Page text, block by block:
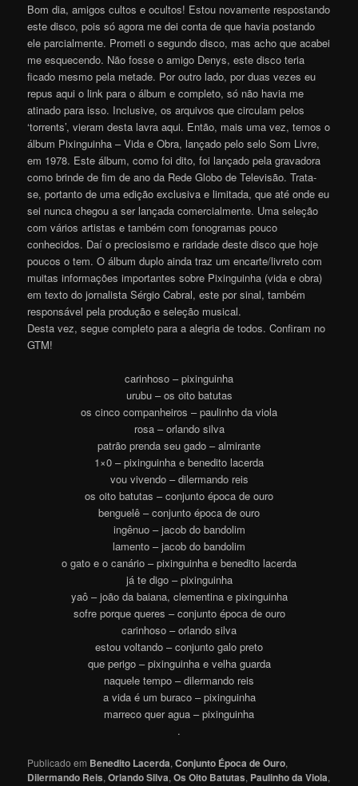
Bom dia, amigos cultos e ocultos! Estou novamente respostando
este disco, pois só agora me dei conta de que havia postando
ele parcialmente. Prometi o segundo disco, mas acho que acabei
me esquecendo. Não fosse o amigo Denys, este disco teria
ficado mesmo pela metade. Por outro lado, por duas vezes eu
repus aqui o link para o álbum e completo, só não havia me
atinado para isso. Inclusive, os arquivos que circulam pelos
‘torrents’, vieram desta lavra aqui. Então, mais uma vez, temos o
álbum Pixinguinha – Vida e Obra, lançado pelo selo Som Livre,
em 1978. Este álbum, como foi dito, foi lançado pela gravadora
como brinde de fim de ano da Rede Globo de Televisão. Trata-
se, portanto de uma edição exclusiva e limitada, que até onde eu
sei nunca chegou a ser lançada comercialmente. Uma seleção
com vários artistas e também com fonogramas pouco
conhecidos. Daí o preciosismo e raridade deste disco que hoje
poucos o tem. O álbum duplo ainda traz um encarte/livreto com
muitas informações importantes sobre Pixinguinha (vida e obra)
em texto do jornalista Sérgio Cabral, este por sinal, também
responsável pela produção e seleção musical.
Desta vez, segue completo para a alegria de todos. Confiram no
GTM!
carinhoso – pixinguinha
urubu – os oito batutas
os cinco companheiros – paulinho da viola
rosa – orlando silva
patrão prenda seu gado – almirante
1×0 – pixinguinha e benedito lacerda
vou vivendo – dilermando reis
os oito batutas – conjunto época de ouro
benguelê – conjunto época de ouro
ingênuo – jacob do bandolim
lamento – jacob do bandolim
o gato e o canário – pixinguinha e benedito lacerda
já te digo – pixinguinha
yaô – joão da baiana, clementina e pixinguinha
sofre porque queres – conjunto época de ouro
carinhoso – orlando silva
estou voltando – conjunto galo preto
que perigo – pixinguinha e velha guarda
naquele tempo – dilermando reis
a vida é um buraco – pixinguinha
marreco quer agua – pixinguinha
.
Publicado em Benedito Lacerda,Conjunto Época de Ouro,
Dilermando Reis,Orlando Silva,Os Oito Batutas, Paulinho da Viola,